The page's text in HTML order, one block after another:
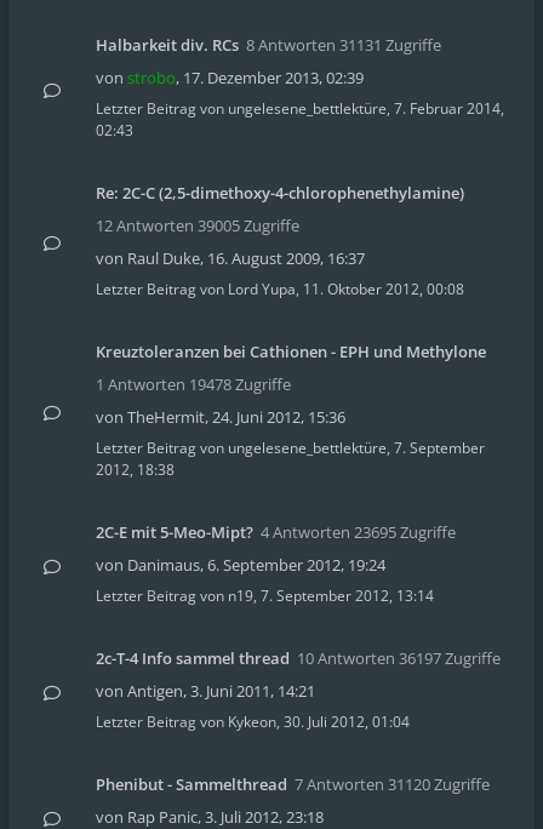
Halbarkeit div. RCs 8 Antworten 31131 Zugriffe
von strobo, 17. Dezember 2013, 02:39
Letzter Beitrag von ungelesene_bettlektüre, 7. Februar 2014,
02:43
Re: 2C-C (2,5-dimethoxy-4-chlorophenethylamine)
12 Antworten 39005 Zugriffe
von Raul Duke, 16. August 2009, 16:37
Letzter Beitrag von Lord Yupa, 11. Oktober 2012, 00:08
Kreuztoleranzen bei Cathionen - EPH und Methylone
1 Antworten 19478 Zugriffe
von TheHermit,24. Juni 2012, 15:36
Letzter Beitrag von ungelesene_bettlektüre, 7. September
2012, 18:38
2C-E mit 5-Meo-Mipt? 4 Antworten 23695 Zugriffe
von Danimaus,6. September 2012, 19:24
Letzter Beitrag von n19, 7. September 2012, 13:14
2c-T-4 Info sammel thread 10 Antworten 36197 Zugriffe
von Antigen,3. Juni 2011, 14:21
Letzter Beitrag von Kykeon, 30. Juli 2012, 01:04
Phenibut - Sammelthread 7 Antworten 31120 Zugriffe
von Rap Panic,3. Juli 2012, 23:18